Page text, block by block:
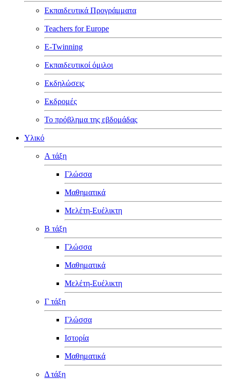
Εκπαιδευτικά Προγράμματα
Teachers for Europe
E-Twinning
Εκπαιδευτικοί όμιλοι
Εκδηλώσεις
Εκδρομές
Το πρόβλημα της εβδομάδας
Υλικό
Α τάξη
Γλώσσα
Μαθηματικά
Μελέτη-Ευέλικτη
Β τάξη
Γλώσσα
Μαθηματικά
Μελέτη-Ευέλικτη
Γ τάξη
Γλώσσα
Ιστορία
Μαθηματικά
Δ τάξη